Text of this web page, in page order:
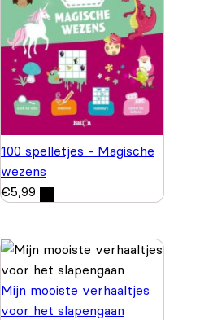
100 spelletjes - Magische
wezens
€5,99
Mijn mooiste verhaaltjes
voor het slapengaan